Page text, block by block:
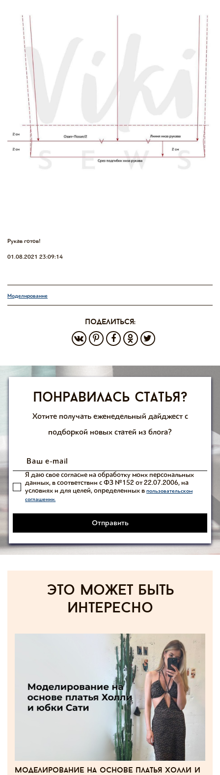
Рукав готов!
01.08.2021 23:09:14
Моделирование
поделиться:
Понравилась статья?
Хотите получать еженедельный дайджест с
подборкой новых статей из блога?
Я даю свое согласие на обработку моих персональных
данных, в соответствии с ФЗ №152 от 22.07.2006, на
условиях и для целей, определенных впользовательском
соглашении.
Отправить
Это может быть
интересно
моделирование на основе платья холли и